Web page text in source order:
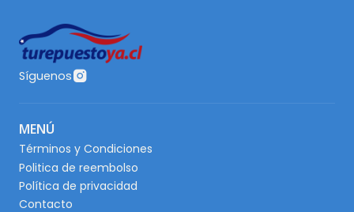
Síguenos
MENÚ
Términos y Condiciones
Politica de reembolso
Política de privacidad
Contacto